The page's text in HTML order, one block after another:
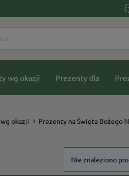
wg okazji Prezenty dla
okazji Prezenty na Święta Bożego
Nie znaleziono